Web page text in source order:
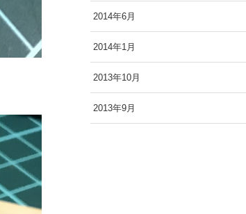
2014年6月
2014年1月
2013年10月
2013年9月